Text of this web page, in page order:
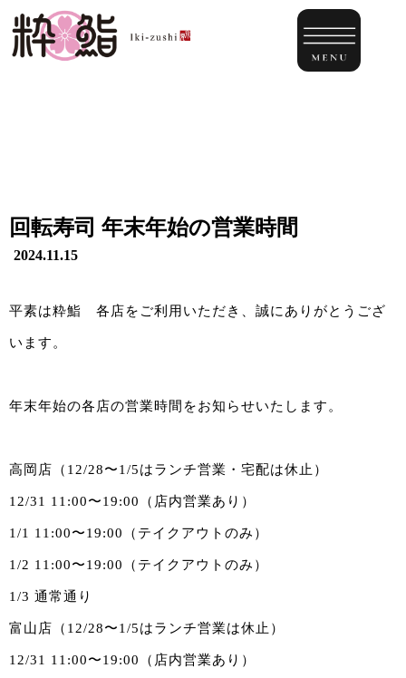
回転寿司 年末年始の営業時間
2024.11.15
平素は粋鮨 各店をご利用いただき、誠にありがとうござ
います。
年末年始の各店の営業時間をお知らせいたします。
高岡店（12/28〜1/5はランチ営業・宅配は休止）
12/31 11:00〜19:00（店内営業あり）
1/1 11:00〜19:00（テイクアウトのみ）
1/2 11:00〜19:00（テイクアウトのみ）
1/3 通常通り
富山店（12/28〜1/5はランチ営業は休止）
12/31 11:00〜19:00（店内営業あり）